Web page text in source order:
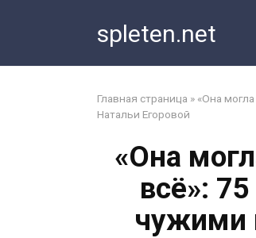
spleten.net
Главная страница » «Она
Натальи Егоровой
«Она
всё»:
чужими